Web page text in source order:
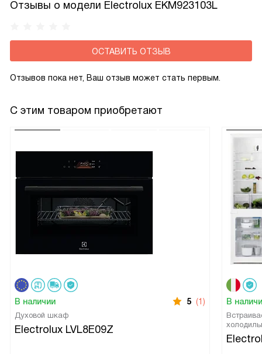
мойки под реальный уровень грязи.
Отзывы о модели Electrolux EKM923103L
ОСТАВИТЬ ОТЗЫВ
Отзывов пока нет, Ваш отзыв может стать первым.
С этим товаром приобретают
В наличии 5 (1)
Духовой шкаф
Electrolux LVL8E09Z
В